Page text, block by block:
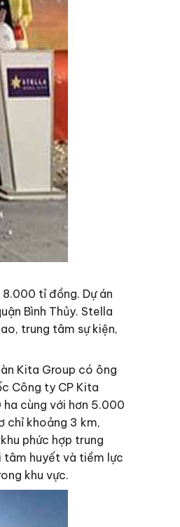
tỉ đồng. Dự án
Bình Thủy. Stella
trung tâm sự kiện,
Kita Group có ông
Công ty CP Kita
cùng với hơn 5.000
chỉ khoảng 3 km,
phức hợp trung
tâm huyết và tiềm lực
khu vực.